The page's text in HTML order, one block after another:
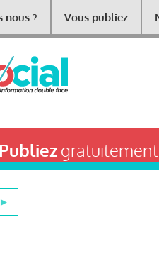
nous ? Vous publiez
Publiez